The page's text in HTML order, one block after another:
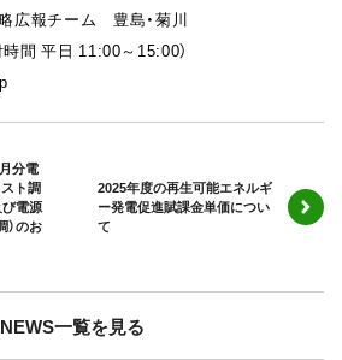
広報チーム 豊島・菊川
間 平日 11:00～15:00）
分電
ト調
び電源
）のお
2025年度の再生可能エネルギ
ー発電促進賦課金単価につい
て
NEWS一覧を見る